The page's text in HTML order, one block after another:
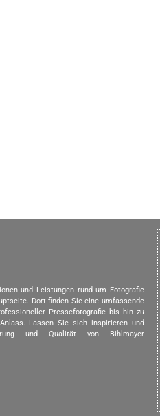
und Leistungen rund um Fotografie
Dort finden Sie eine umfassende
Pressefotografie bis hin zu
Lassen Sie sich inspirieren und
und Qualität von Bihlmayer